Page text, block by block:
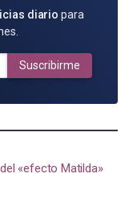
diario para
Suscribirme
«efecto Matilda»